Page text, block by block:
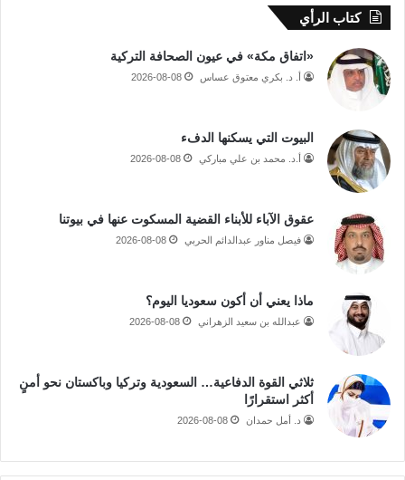
كتاب الرأي
«اتفاق مكة» في عيون الصحافة التركية
أ. د. بكري معتوق عساس 2026-08-08
البيوت التي يسكنها الدفء
أ.د. محمد بن علي مباركي 2026-08-08
عقوق الآباء للأبناء القضية المسكوت عنها في بيوتنا
فيصل مناور عبدالدائم الحربي 2026-08-08
ماذا يعني أن أكون سعوديا اليوم؟
عبدالله بن سعيد الزهراني 2026-08-08
ثلاثي القوة الدفاعية… السعودية وتركيا وباكستان نحو أمنٍ
أكثر استقرارًا
د. أمل حمدان 2026-08-08